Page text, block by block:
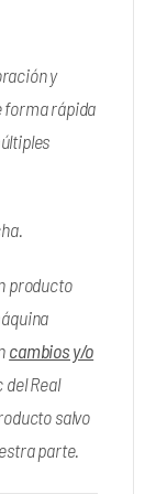
y
forma rápida
producto
cambios y/o
Real
salvo
parte.